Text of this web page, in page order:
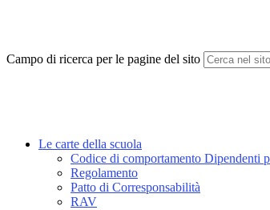
Campo di ricerca per le pagine del sito
Le carte della scuola
Codice di comportamento Dipendenti
Regolamento
Patto di Corresponsabilità
RAV